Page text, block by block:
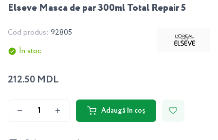
Elseve Masca de par 300ml Total Repair 5
Cod produs: 92805
În stoc
212.50 MDL
Adaugă în coș